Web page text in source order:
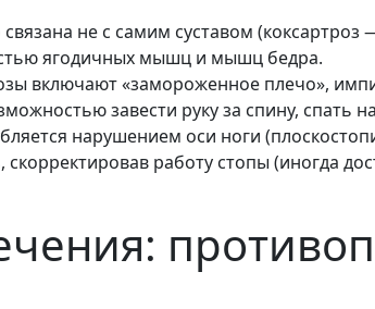
не с самим суставом
ягодичных мышц и мышц бедра.
включают «замороженное плечо»,
завести руку за спину, спать
нарушением оси ноги
работу стопы (иногда